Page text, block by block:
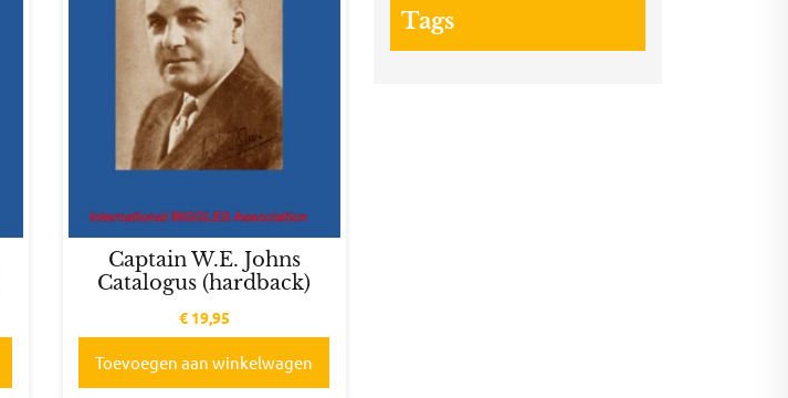
Captain W.E. Johns
Catalogus (hardback)
€19,95
Toevoegen aan winkelwagen
Tags